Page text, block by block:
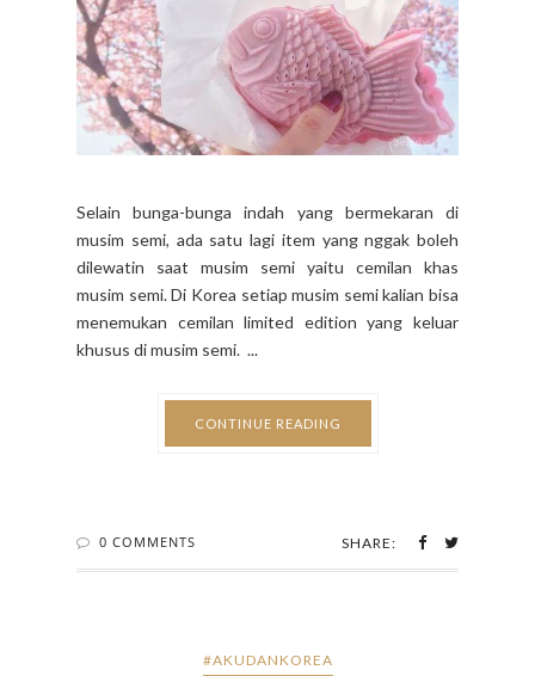
Selain bunga-bunga indah yang bermekaran di
musim semi, ada satu lagi item yang nggak boleh
dilewatin saat musim semi yaitu cemilan khas
musim semi. Di Korea setiap musim semi kalian bisa
menemukan cemilan limited edition yang keluar
khusus di musim semi. ...
CONTINUE READING
0 COMMENTS SHARE:
#AKUDANKOREA